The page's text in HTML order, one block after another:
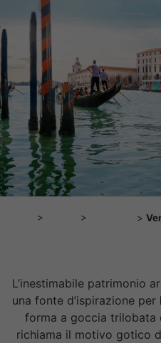
> > >
L’inestimabile patrimonio
una fonte d’ispirazione per
forma a goccia trilobata
richiama il motivo gotico